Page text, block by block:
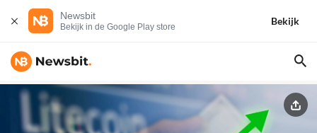
Newsbit
Bekijk in de Google Play store
Bekijk